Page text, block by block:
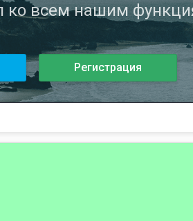
ко всем нашим
Регистрация